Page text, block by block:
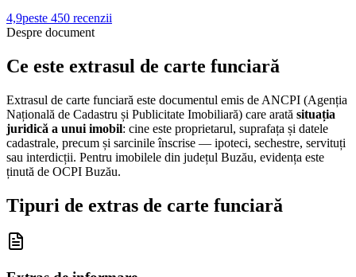
4,9peste 450 recenzii
Despre document
Ce este extrasul de carte funciară
Extrasul de carte funciară este documentul emis de ANCPI (Agenția
Națională de Cadastru și Publicitate Imobiliară) care arată situația
juridică a unui imobil: cine este proprietarul, suprafața și datele
cadastrale, precum și sarcinile înscrise — ipoteci, sechestre, servituți
sau interdicții. Pentru imobilele din județul Buzău, evidența este
ținută de OCPI Buzău.
Tipuri de extras de carte funciară